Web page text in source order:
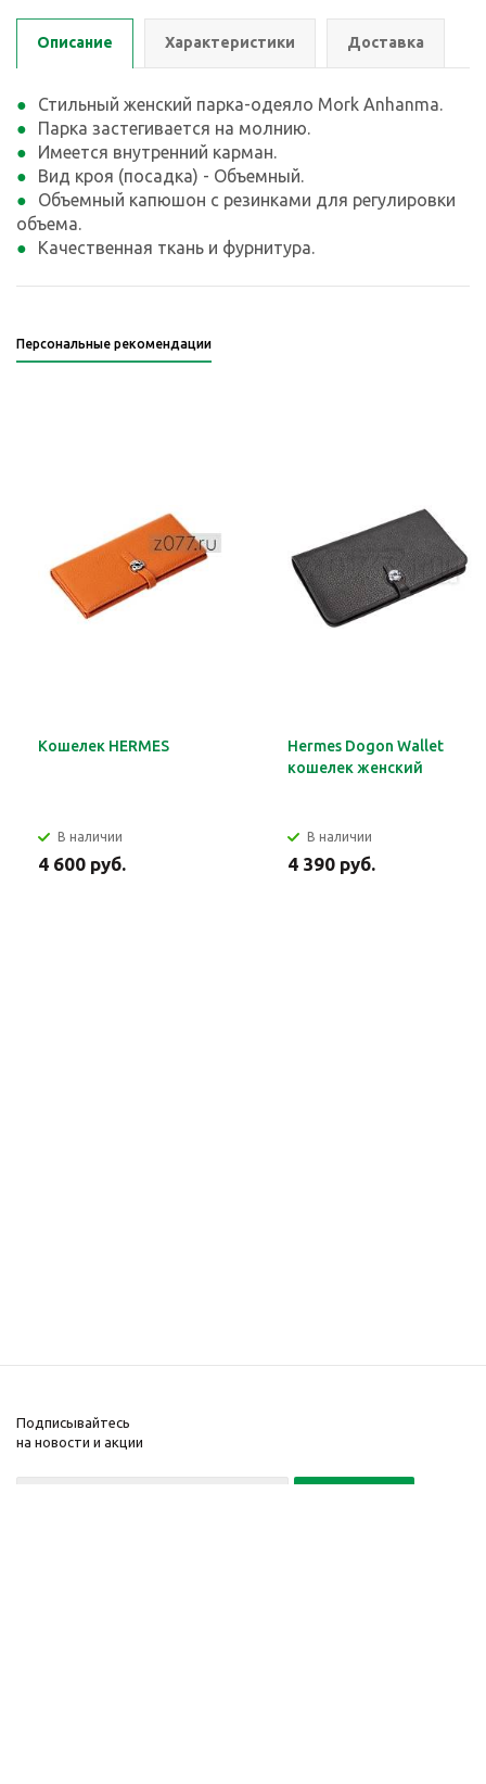
Описание Характеристики Доставка
Стильный женский парка-одеяло Mork Anhanma.
Парка застегивается на молнию.
Имеется внутренний карман.
Вид кроя (посадка) - Объемный.
Объемный капюшон с резинками для регулировки
объема.
Качественная ткань и фурнитура.
Персональные рекомендации
Кошелек HERMES
В наличии
4 600 руб.
Hermes Dogon Wallet
кошелек женский
В наличии
4 390 руб.
Подписывайтесь
на новости и акции